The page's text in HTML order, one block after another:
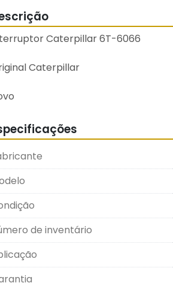
Caterpillar 6T-6066
Caterpillar
de inventário